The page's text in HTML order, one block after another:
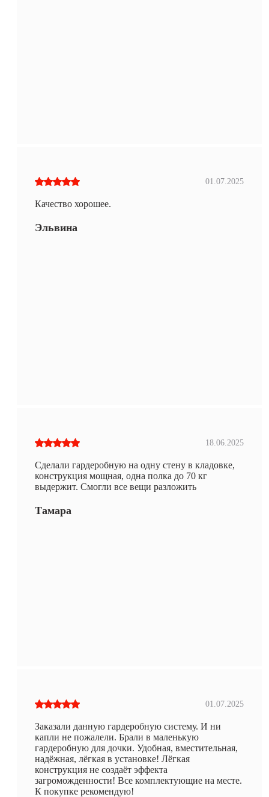
01.07.2025
Качество хорошее.
Эльвина
18.06.2025
Сделали гардеробную на одну стену в кладовке,
конструкция мощная, одна полка до 70 кг
выдержит. Смогли все вещи разложить
Тамара
01.07.2025
Заказали данную гардеробную систему. И ни
капли не пожалели. Брали в маленькую
гардеробную для дочки. Удобная, вместительная,
надёжная, лёгкая в установке! Лёгкая
конструкция не создаёт эффекта
загроможденности! Все комплектующие на месте.
К покупке рекомендую!